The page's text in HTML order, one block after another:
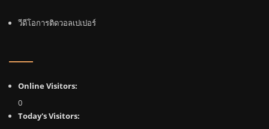
วีดีโอการติดวอลเปเปอร์
Online Visitors:
0
Today's Visitors: